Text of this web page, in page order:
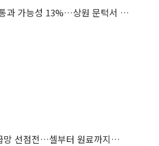
美 클래리티 법안 연내 통과 가능성 13%…상원 문턱서 제동
K배터리, 북미·유럽 공급망 선점전…셀부터 원료까지 현지화